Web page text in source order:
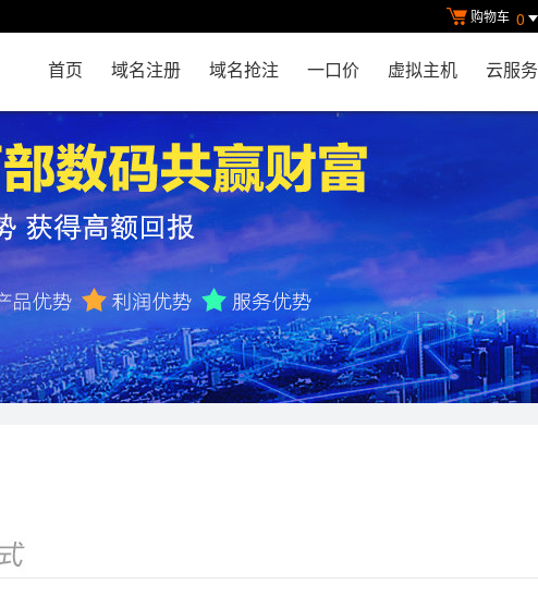
购物车 0
首页 域名注册 域名抢注 一口价 虚拟主机 云服